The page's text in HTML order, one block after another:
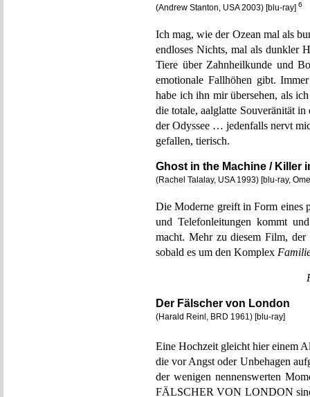
(Andrew Stanton, USA 2003) [blu-ray] 6
Ich mag, wie der Ozean mal als
endloses Nichts, mal als dunkler
Tiere über Zahnheilkunde und
emotionale Fallhöhen gibt.
habe ich ihn mir übersehen, als
die totale, aalglatte Souveränität
der Odyssee … jedenfalls nervt
gefallen, tierisch.
Ghost in the Machine / Killer
(Rachel Talalay, USA 1993) [blu-ray,
Die Moderne greift in Form eines
und Telefonleitungen kommt
macht. Mehr zu diesem Film,
sobald es um den Komplex
Der Fälscher von London
(Harald Reinl, BRD 1961) [blu-ray]
Eine Hochzeit gleicht hier einem
die vor Angst oder Unbehagen
der wenigen nennenswerten
FÄLSCHER VON LONDON